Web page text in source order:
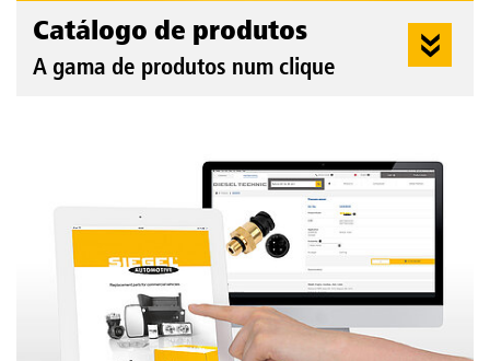
Catálogo de produtos
A gama de produtos num clique